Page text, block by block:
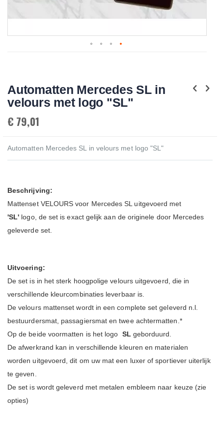
of
the
images
Automatten Mercedes SL in
velours met logo "SL"
€ 79,01
Automatten Mercedes SL in velours met logo "SL"
Beschrijving:
Mattenset VELOURS voor Mercedes SL uitgevoerd met
'SL' logo, de set is exact gelijk aan de originele door Mercedes
geleverde set.
Uitvoering:
De set is in het sterk hoogpolige velours uitgevoerd, die in
verschillende kleurcombinaties leverbaar is.
De velours mattenset wordt in een complete set geleverd n.l.
bestuurdersmat, passagiersmat en twee achtermatten.*
Op de beide voormatten is het logo SL geborduurd.
De afwerkrand kan in verschillende kleuren en materialen
worden uitgevoerd, dit om uw mat een luxer of sportiever uiterlijk
te geven.
De set is wordt geleverd met metalen embleem naar keuze (zie
opties)